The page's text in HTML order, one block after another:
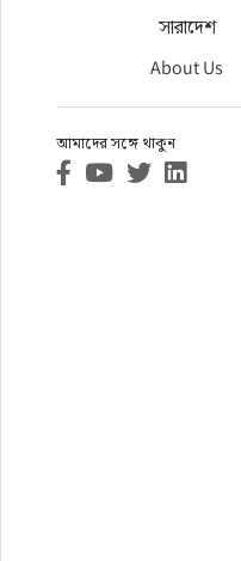
সারাদেশ
About Us
আমাদের সঙ্গে থাকুন